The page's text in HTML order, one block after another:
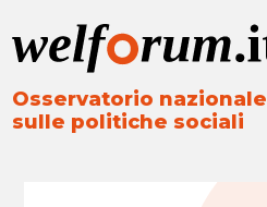
Osservatorio nazionale
sulle politiche sociali